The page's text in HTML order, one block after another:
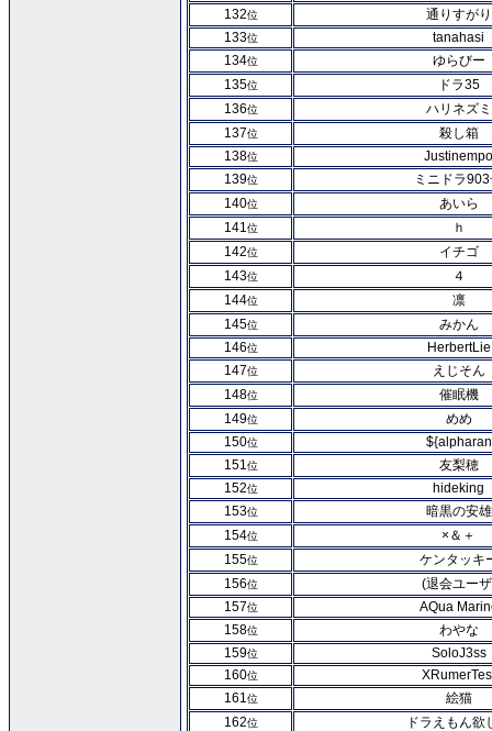
132位
通りすがり
133位
tanahasi
134位
ゆらびー
135位
ドラ35
136位
ハリネズミ
137位
殺し箱
138位
Justinempo
139位
ミニドラ
140位
あいら
141位
ｈ
142位
イチゴ
143位
４
144位
凛
145位
みかん
146位
HerbertLie
147位
えじそん
148位
催眠機
149位
めめ
150位
${alpharan
151位
友梨穂
152位
hideking
153位
暗黒の安雄
154位
×＆＋
155位
ケンタッキ
156位
(退会ユー
157位
AQua
158位
わやな
159位
SoloJ3ss
160位
161位
絵猫
162位
ドラえもん欲